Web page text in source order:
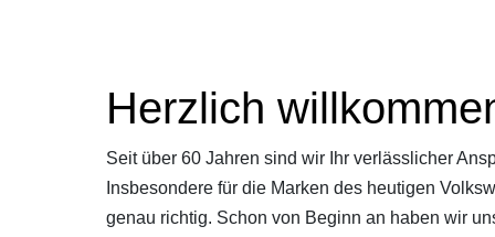
Herzlich
Seit über 60 Jahren sind wir Ihr verlässlicher
Insbesondere für die Marken des heutigen
genau richtig. Schon von Beginn an haben wir